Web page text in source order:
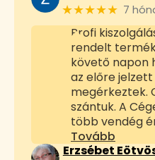
★★★★★ 7
Profi
rendelt
követő napon
az előre
megérkeztek.
szántuk. A
több vendég
Tovább
Erzsébet